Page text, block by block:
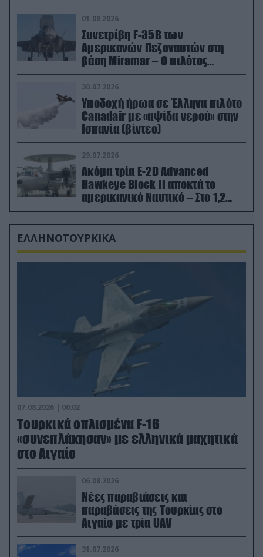
01.08.2026
Συνετρίβη F-35B των
Αμερικανών Πεζοναυτών στη
βάση Miramar – Ο πιλότος
εκτινάχθηκε εγκαίρως
30.07.2026
Υποδοχή ήρωα σε Έλληνα πιλότο
Canadair με «αψίδα νερού» στην
Ισπανία (βίντεο)
29.07.2026
Ακόμα τρία E-2D Advanced
Hawkeye Block II αποκτά το
αμερικανικό Ναυτικό – Στο 1,2
δισ.δολάρια το κόστος
ΕΛΛΗΝΟΤΟΥΡΚΙΚΑ
07.08.2026 | 00:02
Τουρκικά οπλισμένα F-16
«συνεπλάκησαν» με ελληνικά μαχητικά
στο Αιγαίο
06.08.2026
Νέες παραβιάσεις και
παραβάσεις της Τουρκίας στο
Αιγαίο με τρία UAV
31.07.2026